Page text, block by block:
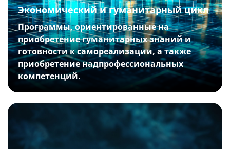
Экономический и гуманитарный цикл
Программы, ориентированные на
приобретение гуманитарных знаний и
готовности к самореализации, а также
приобретение надпрофессиональных
компетенций.